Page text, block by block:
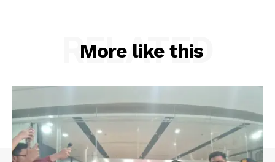
More like this
RELATED